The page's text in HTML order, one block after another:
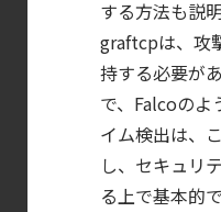
の進
エージ
AI
モデ
【ブ
CTEM
する方法も説
graftcpは、攻
持する必要が
で、Falcoのよ
イム検出は、
し、セキュリ
る上で基本的で